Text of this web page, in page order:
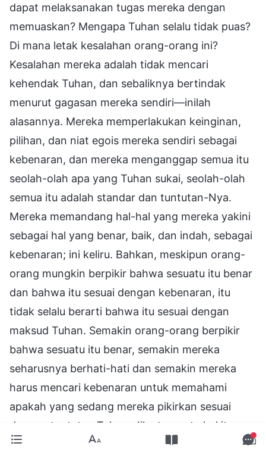
dapat melaksanakan tugas mereka dengan
memuaskan? Mengapa Tuhan selalu tidak puas?
Di mana letak kesalahan orang-orang ini?
Kesalahan mereka adalah tidak mencari
kehendak Tuhan, dan sebaliknya bertindak
menurut gagasan mereka sendiri—inilah
alasannya. Mereka memperlakukan keinginan,
pilihan, dan niat egois mereka sendiri sebagai
kebenaran, dan mereka menganggap semua itu
seolah-olah apa yang Tuhan sukai, seolah-olah
semua itu adalah standar dan tuntutan-Nya.
Mereka memandang hal-hal yang mereka yakini
sebagai hal yang benar, baik, dan indah, sebagai
kebenaran; ini keliru. Bahkan, meskipun orang-
orang mungkin berpikir bahwa sesuatu itu benar
dan bahwa itu sesuai dengan kebenaran, itu
tidak selalu berarti bahwa itu sesuai dengan
maksud Tuhan. Semakin orang-orang berpikir
bahwa sesuatu itu benar, semakin mereka
seharusnya berhati-hati dan semakin mereka
harus mencari kebenaran untuk memahami
apakah yang sedang mereka pikirkan sesuai
dengan tuntutan Tuhan. Jika ternyata hal itu
benar-benar bertentangan dengan tuntutan-Nya